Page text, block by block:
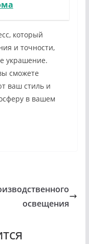
который
и точности,
украшение.
сможете
ваш стиль и
в вашем
освещения